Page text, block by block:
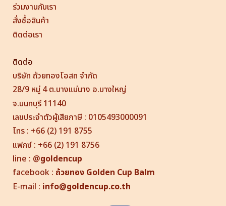
ร่วมงานกับเรา
สั่งซื้อสินค้า
ติดต่อเรา
ติดต่อ
บริษัท ถ้วยทองโอสถ จำกัด
28/9 หมู่ 4 ต.บางแม่นาง อ.บางใหญ่
จ.นนทบุรี 11140
เลขประจำตัวผู้เสียภาษี : 0105493000091
โทร : +66 (2) 191 8755
แฟกซ์ : +66 (2) 191 8756
line : @goldencup
facebook : ถ้วยทอง Golden Cup Balm
E-mail : info@goldencup.co.th